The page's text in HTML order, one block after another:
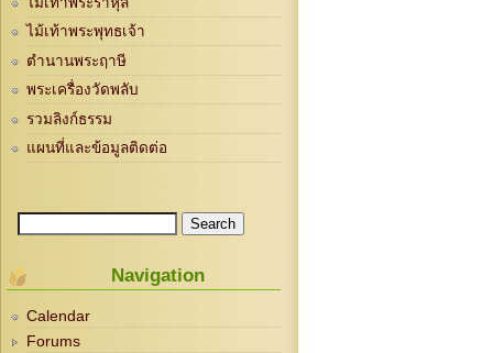
ไม้เท้าพระพุทธเจ้า
ตำนานพระฤาษี
พระเครื่องวัดพลับ
รวมลิงก์ธรรม
แผนที่และข้อมูลติดต่อ
Navigation
Calendar
Forums